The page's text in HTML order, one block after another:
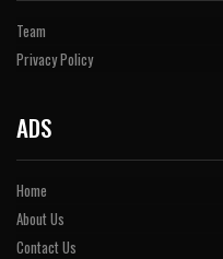
Team
Privacy Policy
ADS
Home
About Us
Contact Us